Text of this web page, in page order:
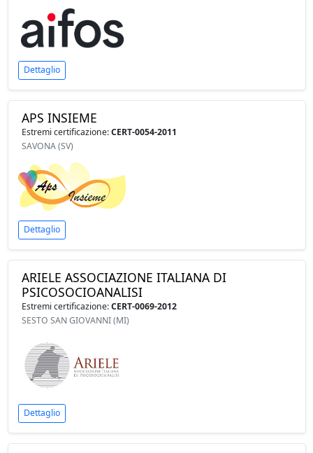
Dettaglio
APS INSIEME
Estremi certificazione:CERT-0054-2011
SAVONA (SV)
Dettaglio
ARIELE ASSOCIAZIONE ITALIANA DI
PSICOSOCIOANALISI
Estremi certificazione:CERT-0069-2012
SESTO SAN GIOVANNI (MI)
Dettaglio